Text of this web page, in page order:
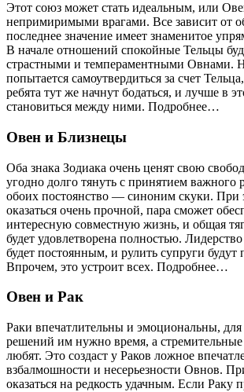
Этот союз может стать идеальным, или
непримиримыми врагами. Все зависит от
последнее значение имеет знаменитое
В начале отношений спокойные Тельцы
страстными и темпераментными Овнами.
попытается самоутвердиться за счет
ребята тут же начнут бодаться, и лучше в
становиться между ними. Подробнее…
Овен и Близнецы
Оба знака Зодиака очень ценят свою
угодно долго тянуть с принятием важного
обоих постоянство — синоним скуки. При
оказаться очень прочной, пара сможет
интересную совместную жизнь, и общая
будет удовлетворена полностью.
будет постоянным, и рулить супруги будут
Впрочем, это устроит всех. Подробнее…
Овен и Рак
Раки впечатлительны и эмоциональны,
решений им нужно время, а
любят. Это создаст у Раков ложное
взбалмошности и несерьезности Овнов.
оказаться на редкость удачным. Если Раку